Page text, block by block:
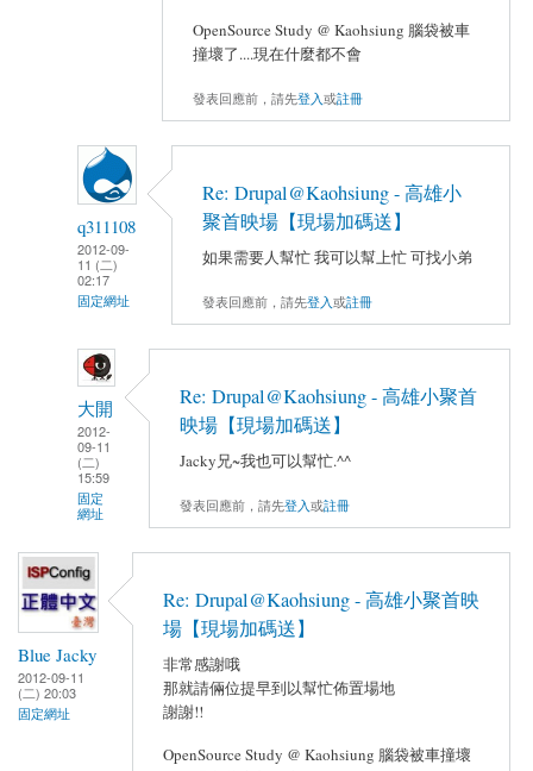
OpenSource Study @ Kaohsiung 腦袋被車
撞壞了....現在什麼都不會
發表回應前，請先登入或註冊
q311108
2012-09-
11 (二)
02:17
固定網址
Re: Drupal@Kaohsiung - 高雄小
聚首映場【現場加碼送】
如果需要人幫忙 我可以幫上忙 可找小弟
發表回應前，請先登入或註冊
大開
2012-
09-11
(二)
15:59
固定
網址
Re: Drupal@Kaohsiung - 高雄小聚首
映場【現場加碼送】
Jacky兄~我也可以幫忙.^^
發表回應前，請先登入或註冊
Blue Jacky
2012-09-11
(二) 20:03
固定網址
Re: Drupal@Kaohsiung - 高雄小聚首映
場【現場加碼送】
非常感謝哦
那就請倆位提早到以幫忙佈置場地
謝謝!!
OpenSource Study @ Kaohsiung 腦袋被車撞壞